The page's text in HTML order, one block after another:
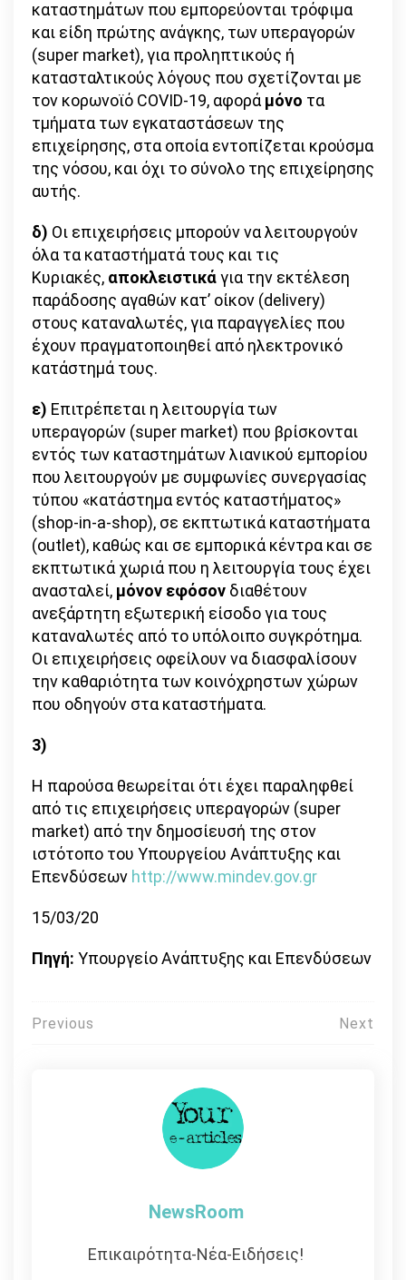
καταστημάτων που εμπορεύονται τρόφιμα
και είδη πρώτης ανάγκης, των υπεραγορών
(super market), για προληπτικούς ή
κατασταλτικούς λόγους που σχετίζονται με
τον κορωνοϊό COVID-19, αφοράμόνο τα
τμήματα των εγκαταστάσεων της
επιχείρησης, στα οποία εντοπίζεται κρούσμα
της νόσου, και όχι το σύνολο της επιχείρησης
αυτής.
δ) Οι επιχειρήσεις μπορούν να λειτουργούν
όλα τα καταστήματά τους και τις
Κυριακές, αποκλειστικάγια την εκτέλεση
παράδοσης αγαθών κατ’ οίκον (delivery)
στους καταναλωτές, για παραγγελίες που
έχουν πραγματοποιηθεί από ηλεκτρονικό
κατάστημά τους.
ε) Επιτρέπεται η λειτουργία των
υπεραγορών (super market) που βρίσκονται
εντός των καταστημάτων λιανικού εμπορίου
που λειτουργούν με συμφωνίες συνεργασίας
τύπου «κατάστημα εντός καταστήματος»
(shop-in-a-shop), σε εκπτωτικά καταστήματα
(outlet), καθώς και σε εμπορικά κέντρα και σε
εκπτωτικά χωριά που η λειτουργία τους έχει
ανασταλεί, μόνον εφόσον διαθέτουν
ανεξάρτητη εξωτερική είσοδο για τους
καταναλωτές από το υπόλοιπο συγκρότημα.
Οι επιχειρήσεις οφείλουν να διασφαλίσουν
την καθαριότητα των κοινόχρηστων χώρων
που οδηγούν στα καταστήματα.
3)
Η παρούσα θεωρείται ότι έχει παραληφθεί
από τις επιχειρήσεις υπεραγορών (super
market) από την δημοσίευσή της στον
ιστότοπο του Υπουργείου Ανάπτυξης και
Επενδύσεων http://www.mindev.gov.gr
15/03/20
Πηγή: Υπουργείο Ανάπτυξης και Επενδύσεων
Πλοήγηση
Previous Next
NewsRoom
Επικαιρότητα-Νέα-Ειδήσεις!